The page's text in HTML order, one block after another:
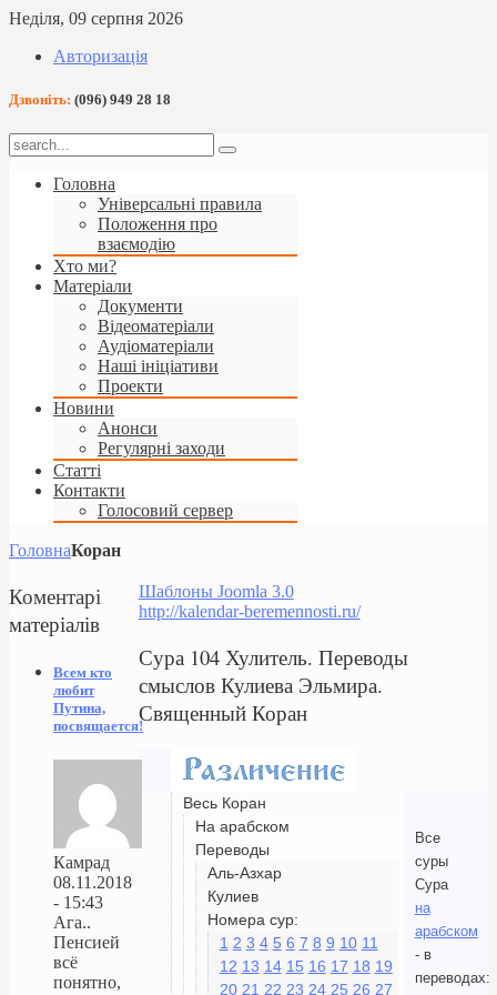
Неділя, 09 серпня 2026
Авторизація
Дзвоніть: (096) 949 28 18
Головна
Універсальні правила
Положення про
взаємодію
Хто ми?
Матеріали
Документи
Відеоматеріали
Аудіоматеріали
Наші ініціативи
Проекти
Новини
Анонси
Регулярні заходи
Статті
Контакти
Голосовий сервер
ГоловнаКоран
Шаблоны Joomla 3.0
http://kalendar-beremennosti.ru/
Сура 104 Хулитель. Переводы
смыслов Кулиева Эльмира.
Священный Коран
Весь Коран
На арабском
Переводы
Аль-Азхар
Кулиев
Номера сур:
1 2 3 4 5 6 7 8 9 10 11
12 13 14 15 16 17 18 19
20 21 22 23 24 25 26 27
Все
суры
Сура
на
арабском
- в
переводах:
Коментарі
матеріалів
Всем кто
любит
Путина,
посвящается!
Камрад
08.11.2018
- 15:43
Ага..
Пенсией
всё
понятно,